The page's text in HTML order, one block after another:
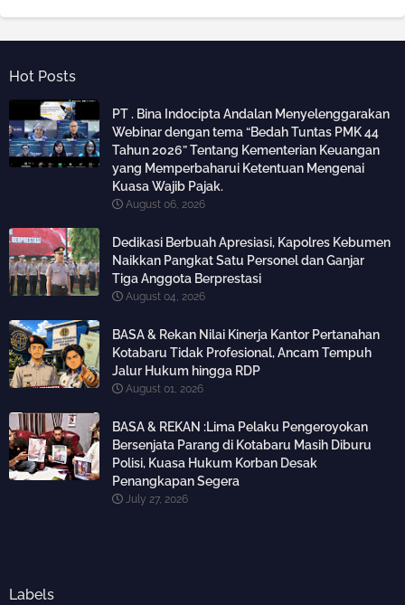
Hot Posts
PT . Bina Indocipta Andalan Menyelenggarakan
Webinar dengan tema “Bedah Tuntas PMK 44
Tahun 2026” Tentang Kementerian Keuangan
yang Memperbaharui Ketentuan Mengenai
Kuasa Wajib Pajak.
August 06, 2026
Dedikasi Berbuah Apresiasi, Kapolres Kebumen
Naikkan Pangkat Satu Personel dan Ganjar
Tiga Anggota Berprestasi
August 04, 2026
BASA & Rekan Nilai Kinerja Kantor Pertanahan
Kotabaru Tidak Profesional, Ancam Tempuh
Jalur Hukum hingga RDP
August 01, 2026
BASA & REKAN :Lima Pelaku Pengeroyokan
Bersenjata Parang di Kotabaru Masih Diburu
Polisi, Kuasa Hukum Korban Desak
Penangkapan Segera
July 27, 2026
Labels